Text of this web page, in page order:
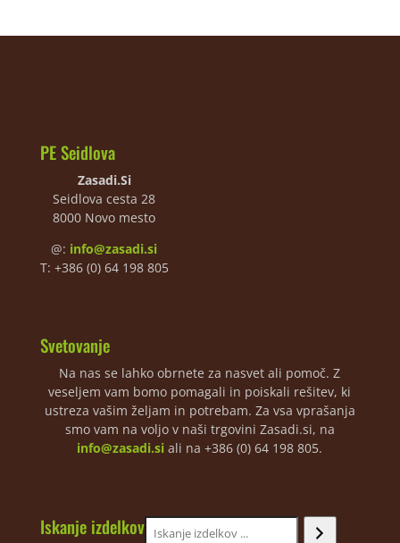
PE Seidlova
Zasadi.Si
Seidlova cesta 28
8000 Novo mesto
@: info@zasadi.si
T: +386 (0) 64 198 805
Svetovanje
Na nas se lahko obrnete za nasvet ali pomoč. Z
veseljem vam bomo pomagali in poiskali rešitev, ki
ustreza vašim željam in potrebam. Za vsa vprašanja
smo vam na voljo v naši trgovini Zasadi.si, na
info@zasadi.si ali na +386 (0) 64 198 805.
Iskanje izdelkov